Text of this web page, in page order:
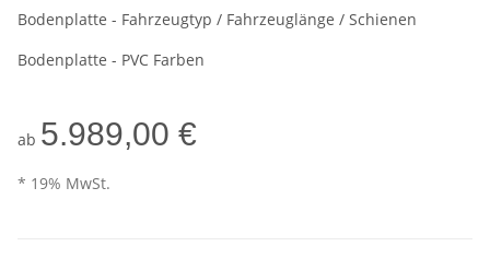
Bodenplatte - Fahrzeugtyp / Fahrzeuglänge / Schienen
Bodenplatte - PVC Farben
ab 5.989,00 €
* 19% MwSt.